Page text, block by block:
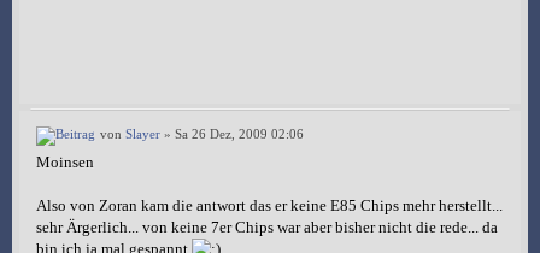
von Slayer » Sa 26 Dez, 2009 02:06
Moinsen
Also von Zoran kam die antwort das er keine E85 Chips mehr herstellt...
sehr Ärgerlich... von keine 7er Chips war aber bisher nicht die rede... da
bin ich ja mal gespannt